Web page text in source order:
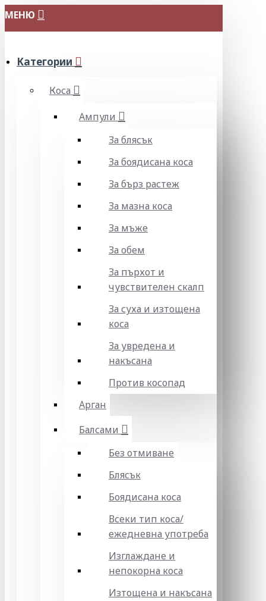
МЕНЮ
Категории
Коса
Ампули
За блясък
За боядисана коса
За бърз растеж
За мазна коса
За мъже
За обем
За пърхот и
чувствителен скалп
За суха и изтощена
коса
За увредена и
накъсана
Против косопад
Арган
Балсами
Без отмиване
Блясък
Боядисана коса
Всеки тип коса/
ежедневна употреба
Изглаждане и
непокорна коса
Изтощена и накъсана